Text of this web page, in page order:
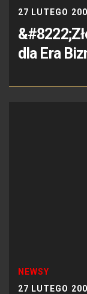
27 LUTEGO
dla Era
NEWSY
27 LUTEGO